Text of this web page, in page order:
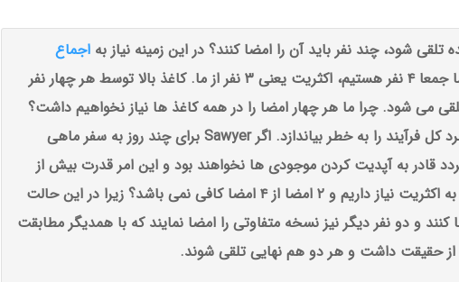
شود، چند نفر باید آن را امضا کنند؟ در این زمینه نیاز به اجماع
اکثریت است و بنابراین از آنجا که ما جمعا ۴ نفر هستیم، اکثریت یعنی ۳ نفر از ما. کاغذ بالا توسط هر چهار نفر
می شود. چرا ما هر چهار امضا را در همه کاغذ ها نیاز نخواهیم داشت؟
زیرا این امر باعث می شود که یک فرد کل فرآیند را به خطر بیاندازد. اگر Sawyer برای چند روز به سفر ماهی
قادر به آپدیت کردن موجودی ها نخواهند بود و این امر قدرت بیش از
حدی را به یک فرد می دهد. چرا ما به اکثریت نیاز داریم و ۲ امضا از ۴ امضا کافی نمی باشد؟ زیرا در این حالت
و دو نفر دیگر نیز نسخه متفاوتی را امضا نمایند که با همدیگر مطابقت
از حقیقت داشت و هر دو هم نهایی تلقی شوند.